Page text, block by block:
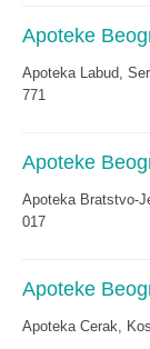
Apoteke
Apoteka Labud,
771
Apoteke
Apoteka Bratstvo-
017
Apoteke
Apoteka Cerak,